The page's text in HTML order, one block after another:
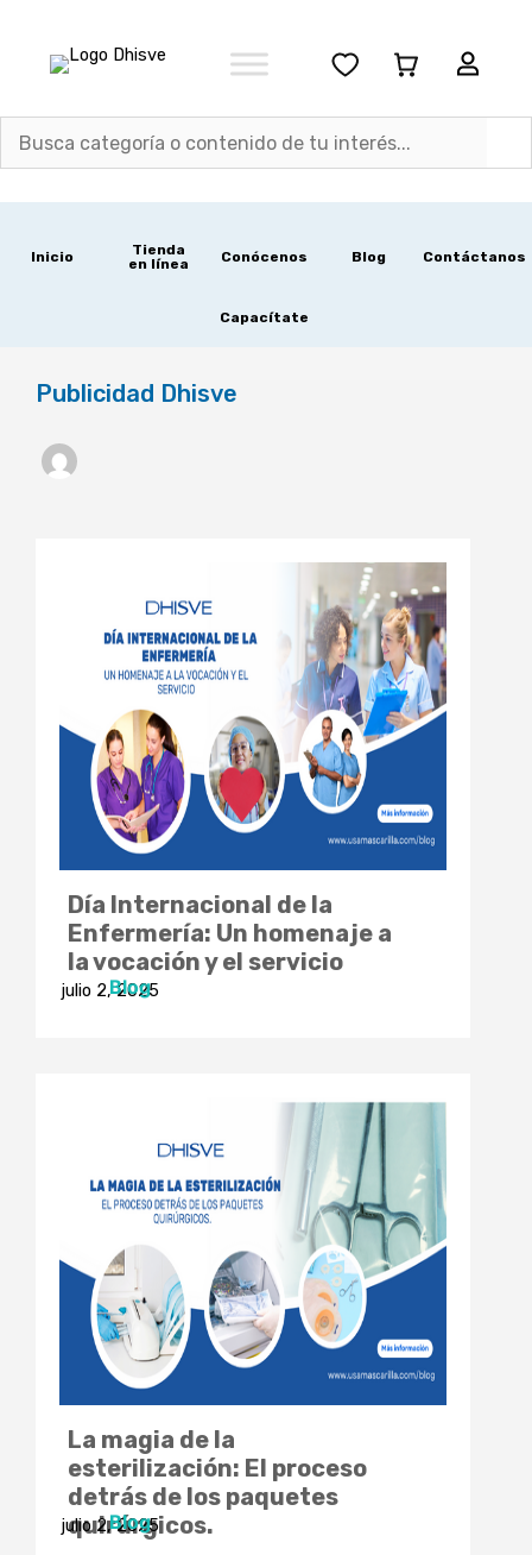
contenido
Inicio
Tienda
en línea
Conócenos Blog Contáctanos
Capacítate
Publicidad Dhisve
Día Internacional de la
Enfermería: Un homenaje a
la vocación y el servicio
julio 2, 2025
Blog
La magia de la
esterilización: El proceso
detrás de los paquetes
quirúrgicos.
julio 2, 2025
Blog